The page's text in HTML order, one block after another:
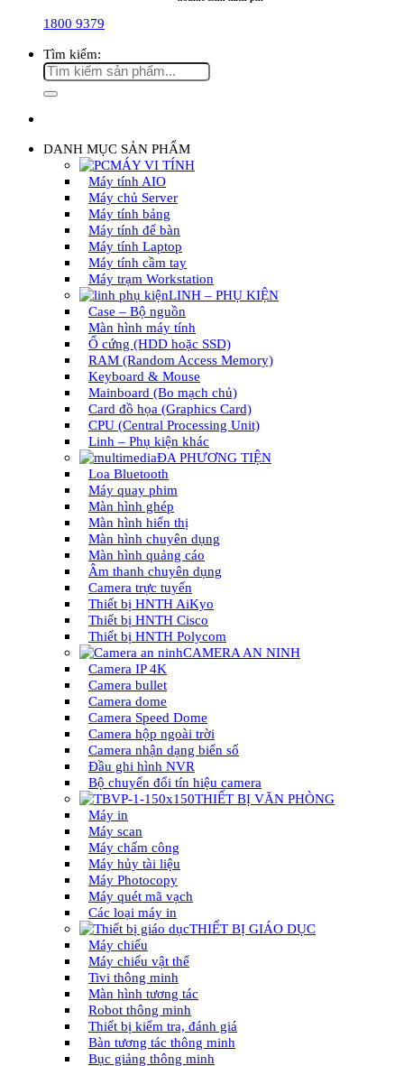
1800 9379
Tìm kiếm:
DANH MỤC SẢN PHẨM
MÁY VI TÍNH
Máy tính AIO
Máy chủ Server
Máy tính bảng
Máy tính để bàn
Máy tính Laptop
Máy tính cầm tay
Máy trạm Workstation
LINH – PHỤ KIỆN
Case – Bộ nguồn
Màn hình máy tính
Ổ cứng (HDD hoặc SSD)
RAM (Random Access Memory)
Keyboard & Mouse
Mainboard (Bo mạch chủ)
Card đồ họa (Graphics Card)
CPU (Central Processing Unit)
Linh – Phụ kiện khác
ĐA PHƯƠNG TIỆN
Loa Bluetooth
Máy quay phim
Màn hình ghép
Màn hình hiển thị
Màn hình chuyên dụng
Màn hình quảng cáo
Âm thanh chuyên dụng
Camera trực tuyến
Thiết bị HNTH AiKyo
Thiết bị HNTH Cisco
Thiết bị HNTH Polycom
CAMERA AN NINH
Camera IP 4K
Camera bullet
Camera dome
Camera Speed Dome
Camera hộp ngoài trời
Camera nhận dạng biển số
Đầu ghi hình NVR
Bộ chuyển đổi tín hiệu camera
THIẾT BỊ VĂN PHÒNG
Máy in
Máy scan
Máy chấm công
Máy hủy tài liệu
Máy Photocopy
Máy quét mã vạch
Các loại máy in
THIẾT BỊ GIÁO DỤC
Máy chiếu
Máy chiếu vật thể
Tivi thông minh
Màn hình tương tác
Robot thông minh
Thiết bị kiểm tra, đánh giá
Bàn tương tác thông minh
Bục giảng thông minh